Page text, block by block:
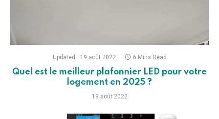
Updated: 19 août 2022 6 Mins Read
Quel est le meilleur plafonnier LED pour votre
logement en 2025 ?
19 août 2022